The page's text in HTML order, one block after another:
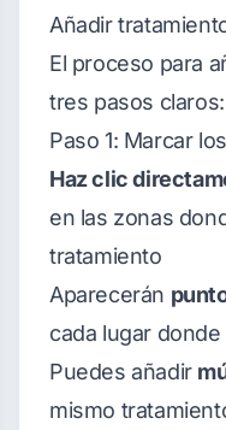
Añadir
El proceso para
tres pasos claros:
Paso 1: Marcar
Haz clic
en las zonas
tratamiento
Aparecerán
cada lugar
Puedes añadir
mismo